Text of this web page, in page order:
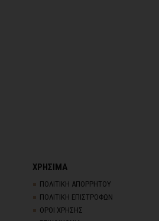
ΧΡΗΣΙΜΑ
ΠΟΛΙΤΙΚΗ ΑΠΟΡΡΗΤΟΥ
ΠΟΛΙΤΙΚΗ ΕΠΙΣΤΡΟΦΩΝ
ΟΡΟΙ ΧΡΗΣΗΣ